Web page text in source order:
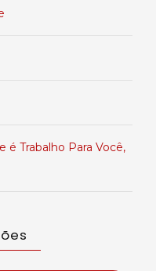
é Trabalho Para Você,